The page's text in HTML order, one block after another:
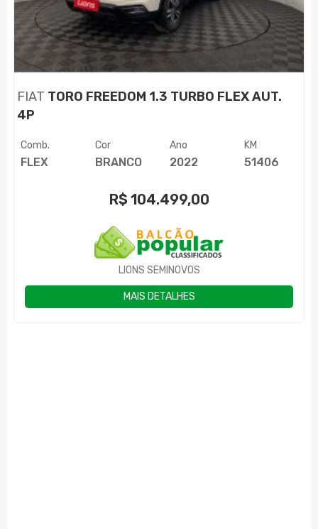
FIAT TORO FREEDOM 1.3 TURBO FLEX AUT.
4P
Comb.
FLEX
Cor
BRANCO
Ano
2022
KM
51406
R$ 104.499,00
LIONS SEMINOVOS
MAIS DETALHES